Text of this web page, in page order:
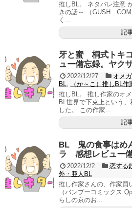
推しBL。 ネタバレ注意
きの話～ （GUSH
く...
記
牙と蜜 桐式トキ
ュー備忘録。ヤク
2022/12/27 オメ
BL,
（か～こ）推しBL
推しBL。 推し作家のオ
BL世界で下克上という
した。 この作家...
記
BL 鬼の食事はめ
ラ 感想レビュー
2022/12/2 恋する
外・亜人BL
推し作家さんの、作家買
（バンブーコミックス
らしの京のお...